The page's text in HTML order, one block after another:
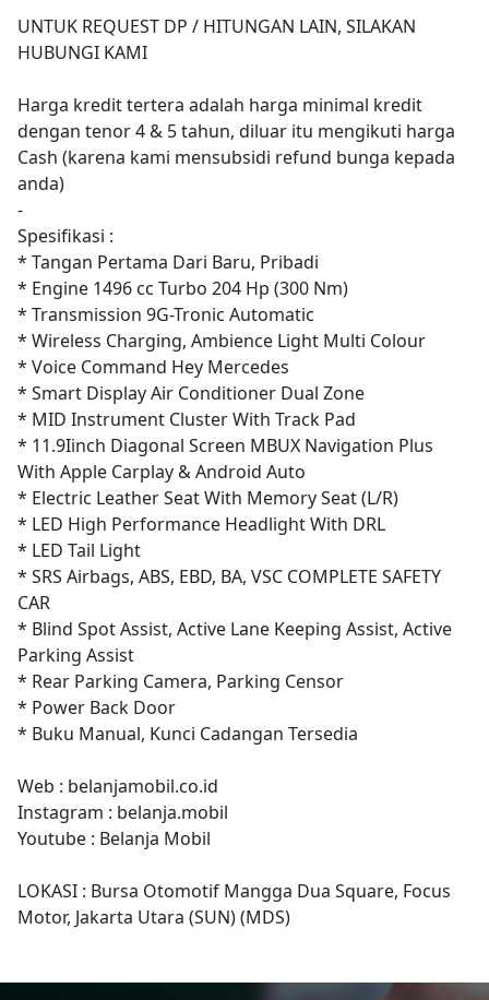
UNTUK REQUEST DP / HITUNGAN LAIN, SILAKAN
HUBUNGI KAMI
Harga kredit tertera adalah harga minimal kredit
dengan tenor 4 & 5 tahun, diluar itu mengikuti harga
Cash (karena kami mensubsidi refund bunga kepada
anda)
-
Spesifikasi :
* Tangan Pertama Dari Baru, Pribadi
* Engine 1496 cc Turbo 204 Hp (300 Nm)
* Transmission 9G-Tronic Automatic
* Wireless Charging, Ambience Light Multi Colour
* Voice Command Hey Mercedes
* Smart Display Air Conditioner Dual Zone
* MID Instrument Cluster With Track Pad
* 11.9Iinch Diagonal Screen MBUX Navigation Plus
With Apple Carplay & Android Auto
* Electric Leather Seat With Memory Seat (L/R)
* LED High Performance Headlight With DRL
* LED Tail Light
* SRS Airbags, ABS, EBD, BA, VSC COMPLETE SAFETY
CAR
* Blind Spot Assist, Active Lane Keeping Assist, Active
Parking Assist
* Rear Parking Camera, Parking Censor
* Power Back Door
* Buku Manual, Kunci Cadangan Tersedia
Web : belanjamobil.co.id
Instagram : belanja.mobil
Youtube : Belanja Mobil
LOKASI : Bursa Otomotif Mangga Dua Square, Focus
Motor, Jakarta Utara (SUN) (MDS)